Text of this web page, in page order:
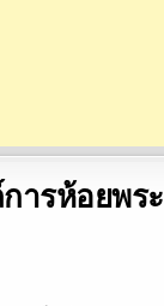
ารห้อยพระ